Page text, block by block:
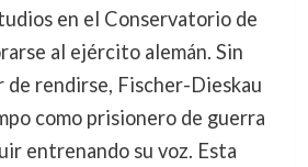
en el Conservatorio de
al ejército alemán. Sin
de rendirse, Fischer-Dieskau
como prisionero de guerra
entrenando su voz. Esta